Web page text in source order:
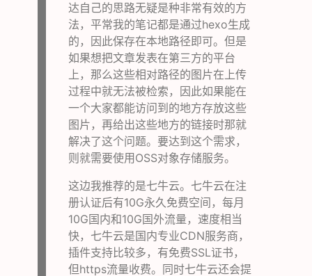
达自己的思路无疑是种非常有效的方
法，平常我的笔记都是通过hexo生成
的，因此保存在本地路径即可。但是
如果想把文章发表在第三方的平台
上，那么这些相对路径的图片在上传
过程中就无法被检索，因此如果能在
一个大家都能访问到的地方存放这些
图片，再给出这些地方的链接时那就
解决了这个问题。要达到这个需求，
则就需要使用OSS对象存储服务。
这边我推荐的是七牛云。七牛云在注
册认证后有10G永久免费空间，每月
10G国内和10G国外流量，速度相当
快，七牛云是国内专业CDN服务商，
插件支持比较多，有免费SSL证书，
但https流量收费。同时七牛云还会提